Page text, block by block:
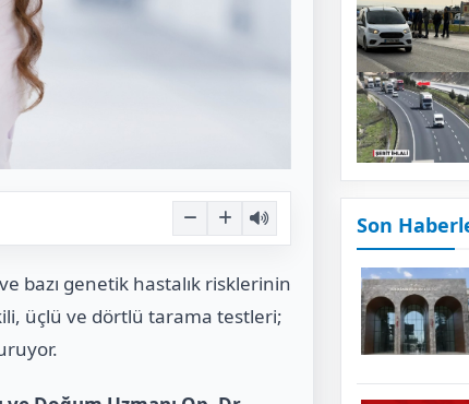
bazı genetik hastalık risklerinin
üçlü ve dörtlü tarama testleri;
Son